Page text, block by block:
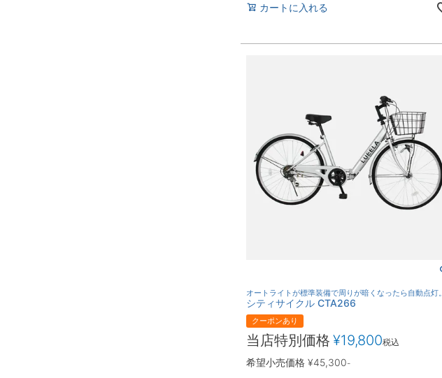
カートに入れる
オートライトが標準装備で周りが暗くなったら自動点灯。
シティサイクル CTA266
クーポンあり
希望小売価格 ¥45,300-
当店特別価格 ¥19,800税込